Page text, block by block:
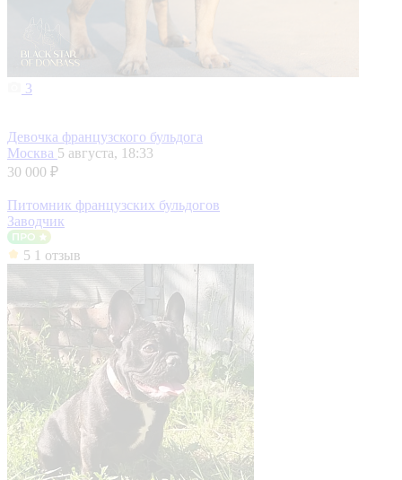
3
Девочка французского бульдога
Москва 5 августа, 18:33
30 000 ₽
Питомник французских бульдогов
Заводчик
5 1 отзыв